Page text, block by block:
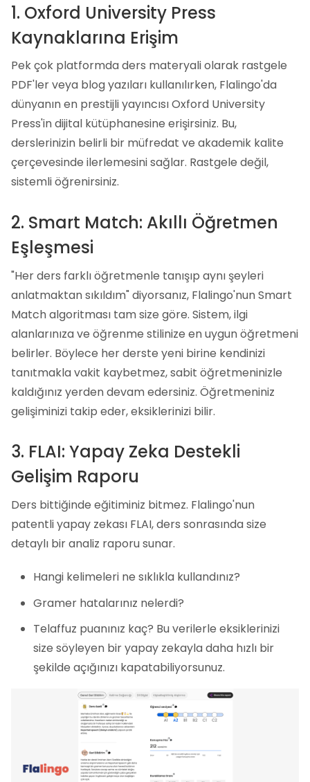
1. Oxford University Press
Kaynaklarına Erişim
Pek çok platformda ders materyali olarak rastgele
PDF'ler veya blog yazıları kullanılırken, Flalingo'da
dünyanın en prestijli yayıncısı Oxford University
Press'in dijital kütüphanesine erişirsiniz. Bu,
derslerinizin belirli bir müfredat ve akademik kalite
çerçevesinde ilerlemesini sağlar. Rastgele değil,
sistemli öğrenirsiniz.
2. Smart Match: Akıllı Öğretmen
Eşleşmesi
"Her ders farklı öğretmenle tanışıp aynı şeyleri
anlatmaktan sıkıldım" diyorsanız, Flalingo'nun Smart
Match algoritması tam size göre. Sistem, ilgi
alanlarınıza ve öğrenme stilinize en uygun öğretmeni
belirler. Böylece her derste yeni birine kendinizi
tanıtmakla vakit kaybetmez, sabit öğretmeninizle
kaldığınız yerden devam edersiniz. Öğretmeniniz
gelişiminizi takip eder, eksiklerinizi bilir.
3. FLAI: Yapay Zeka Destekli
Gelişim Raporu
Ders bittiğinde eğitiminiz bitmez. Flalingo'nun
patentli yapay zekası FLAI, ders sonrasında size
detaylı bir analiz raporu sunar.
Hangi kelimeleri ne sıklıkla kullandınız?
Gramer hatalarınız nelerdi?
Telaffuz puanınız kaç? Bu verilerle eksiklerinizi
size söyleyen bir yapay zekayla daha hızlı bir
şekilde açığınızı kapatabiliyorsunuz.